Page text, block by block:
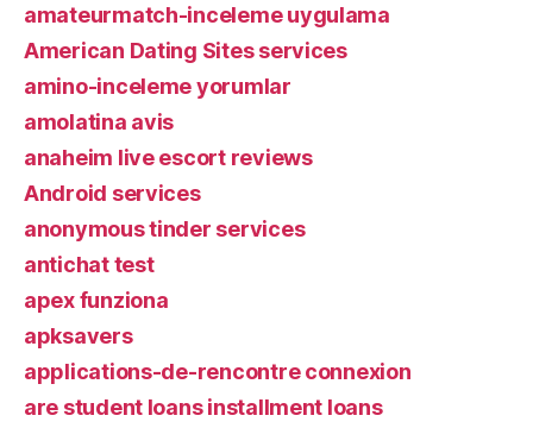
amateurmatch-inceleme uygulama
American Dating Sites services
amino-inceleme yorumlar
amolatina avis
anaheim live escort reviews
Android services
anonymous tinder services
antichat test
apex funziona
apksavers
applications-de-rencontre connexion
are student loans installment loans